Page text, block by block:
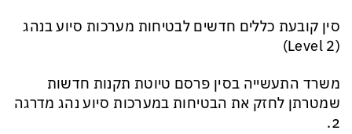
סין קובעת כללים חדשים לבטיחות מערכות סיוע בנהג
(Level 2)
משרד התעשייה בסין פרסם טיוטת תקנות חדשות
שמטרתן לחזק את הבטיחות במערכות סיוע נהג מדרגה
2.